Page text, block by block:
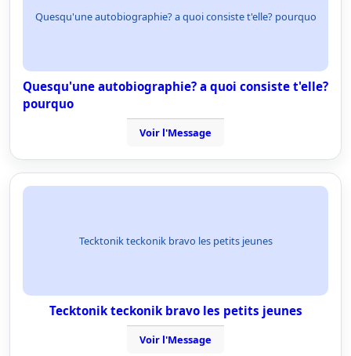
Quesqu'une autobiographie? a quoi consiste t'elle? pourquo
Quesqu'une autobiographie? a quoi consiste t'elle?
pourquo
Voir l'Message
Tecktonik teckonik bravo les petits jeunes
Tecktonik teckonik bravo les petits jeunes
Voir l'Message